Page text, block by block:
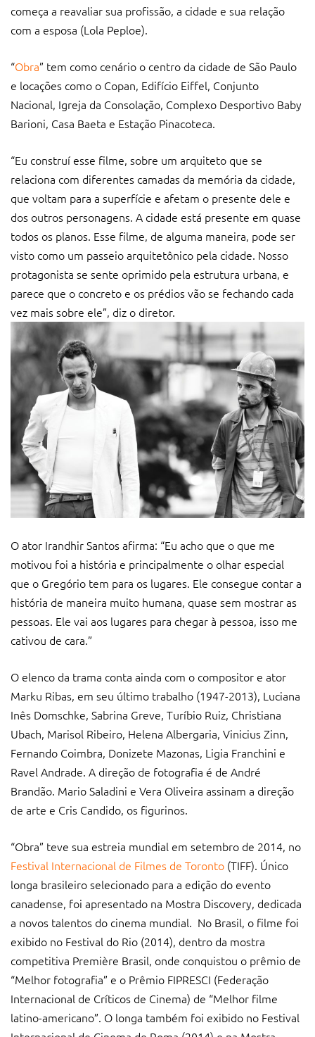
começa a reavaliar sua profissão, a cidade e sua relação
com a esposa (Lola Peploe).
“Obra” tem como cenário o centro da cidade de São Paulo
e locações como o Copan, Edifício Eiffel, Conjunto
Nacional, Igreja da Consolação, Complexo Desportivo Baby
Barioni, Casa Baeta e Estação Pinacoteca.
“Eu construí esse filme, sobre um arquiteto que se
relaciona com diferentes camadas da memória da cidade,
que voltam para a superfície e afetam o presente dele e
dos outros personagens. A cidade está presente em quase
todos os planos. Esse filme, de alguma maneira, pode ser
visto como um passeio arquitetônico pela cidade. Nosso
protagonista se sente oprimido pela estrutura urbana, e
parece que o concreto e os prédios vão se fechando cada
vez mais sobre ele”, diz o diretor.
O ator Irandhir Santos afirma: “Eu acho que o que me
motivou foi a história e principalmente o olhar especial
que o Gregório tem para os lugares. Ele consegue contar a
história de maneira muito humana, quase sem mostrar as
pessoas. Ele vai aos lugares para chegar à pessoa, isso me
cativou de cara.”
O elenco da trama conta ainda com o compositor e ator
Marku Ribas, em seu último trabalho (1947-2013), Luciana
Inês Domschke, Sabrina Greve, Turíbio Ruiz, Christiana
Ubach, Marisol Ribeiro, Helena Albergaria, Vinicius Zinn,
Fernando Coimbra, Donizete Mazonas, Ligia Franchini e
Ravel Andrade. A direção de fotografia é de André
Brandão. Mario Saladini e Vera Oliveira assinam a direção
de arte e Cris Candido, os figurinos.
“Obra” teve sua estreia mundial em setembro de 2014, no
Festival Internacional de Filmes de Toronto (TIFF). Único
longa brasileiro selecionado para a edição do evento
canadense, foi apresentado na Mostra Discovery, dedicada
a novos talentos do cinema mundial. No Brasil, o filme foi
exibido no Festival do Rio (2014), dentro da mostra
competitiva Première Brasil, onde conquistou o prêmio de
“Melhor fotografia” e o Prêmio FIPRESCI (Federação
Internacional de Críticos de Cinema) de “Melhor filme
latino-americano”. O longa também foi exibido no Festival